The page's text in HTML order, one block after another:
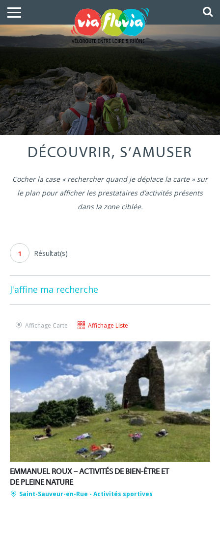
DÉCOUVRIR, S’AMUSER
Cocher la case « rechercher quand je déplace la carte » sur
le plan pour afficher les prestataires d’activités présents
dans la zone ciblée.
1 Résultat(s)
J'affine ma recherche
Affichage Carte Affichage Liste
EMMANUEL ROUX – ACTIVITÉS DE BIEN-ÊTRE ET
DE PLEINE NATURE
Saint-Sauveur-en-Rue - Activités sportives